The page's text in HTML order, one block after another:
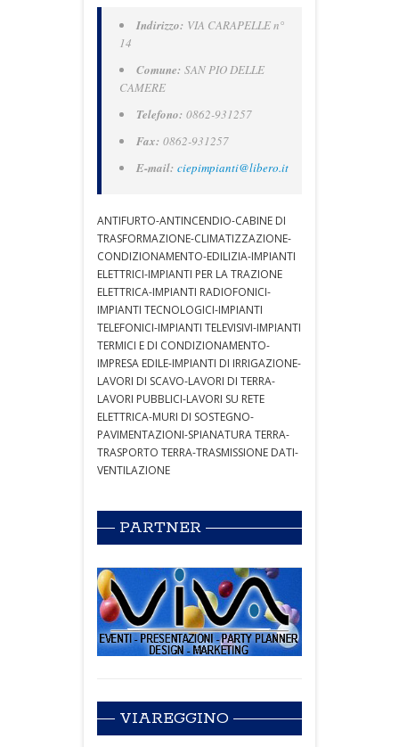
Indirizzo: VIA CARAPELLE n°
14
Comune: SAN PIO DELLE
CAMERE
Telefono: 0862-931257
Fax: 0862-931257
E-mail: ciepimpianti@libero.it
ANTIFURTO-ANTINCENDIO-CABINE DI
TRASFORMAZIONE-CLIMATIZZAZIONE-
CONDIZIONAMENTO-EDILIZIA-IMPIANTI
ELETTRICI-IMPIANTI PER LA TRAZIONE
ELETTRICA-IMPIANTI RADIOFONICI-
IMPIANTI TECNOLOGICI-IMPIANTI
TELEFONICI-IMPIANTI TELEVISIVI-IMPIANTI
TERMICI E DI CONDIZIONAMENTO-
IMPRESA EDILE-IMPIANTI DI IRRIGAZIONE-
LAVORI DI SCAVO-LAVORI DI TERRA-
LAVORI PUBBLICI-LAVORI SU RETE
ELETTRICA-MURI DI SOSTEGNO-
PAVIMENTAZIONI-SPIANATURA TERRA-
TRASPORTO TERRA-TRASMISSIONE DATI-
VENTILAZIONE
PARTNER
VIAREGGINO